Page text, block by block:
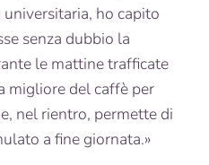
ho capito
senza dubbio la
le mattine trafficate
migliore del caffè per
nel rientro, permette di
a fine giornata.»